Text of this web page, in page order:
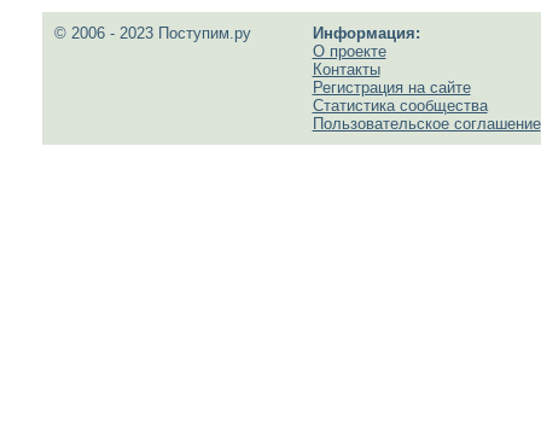
© 2006 - 2023 Поступим.ру
Информация:
О проекте
Контакты
Регистрация на сайте
Статистика сообщества
Пользовательское соглашение